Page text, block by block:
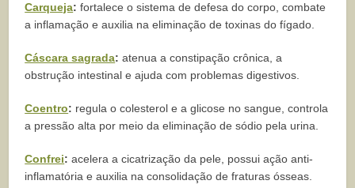
Carqueja: fortalece o sistema de defesa do corpo, combate
a inflamação e auxilia na eliminação de toxinas do fígado.
Cáscara sagrada: atenua a constipação crônica, a
obstrução intestinal e ajuda com problemas digestivos.
Coentro: regula o colesterol e a glicose no sangue, controla
a pressão alta por meio da eliminação de sódio pela urina.
Confrei: acelera a cicatrização da pele, possui ação anti-
inflamatória e auxilia na consolidação de fraturas ósseas.